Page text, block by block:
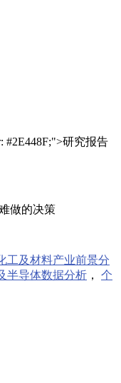
做的决策
工及材料产业前景分
半导体数据分析 ， 个